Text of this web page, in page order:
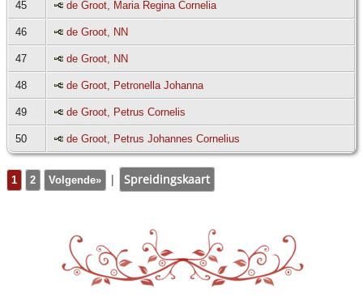
45 de Groot, Maria Regina Cornelia
46 de Groot, NN
47 de Groot, NN
48 de Groot, Petronella Johanna
49 de Groot, Petrus Cornelis
50 de Groot, Petrus Johannes Cornelius
1 2 Volgende» | Spreidingskaart